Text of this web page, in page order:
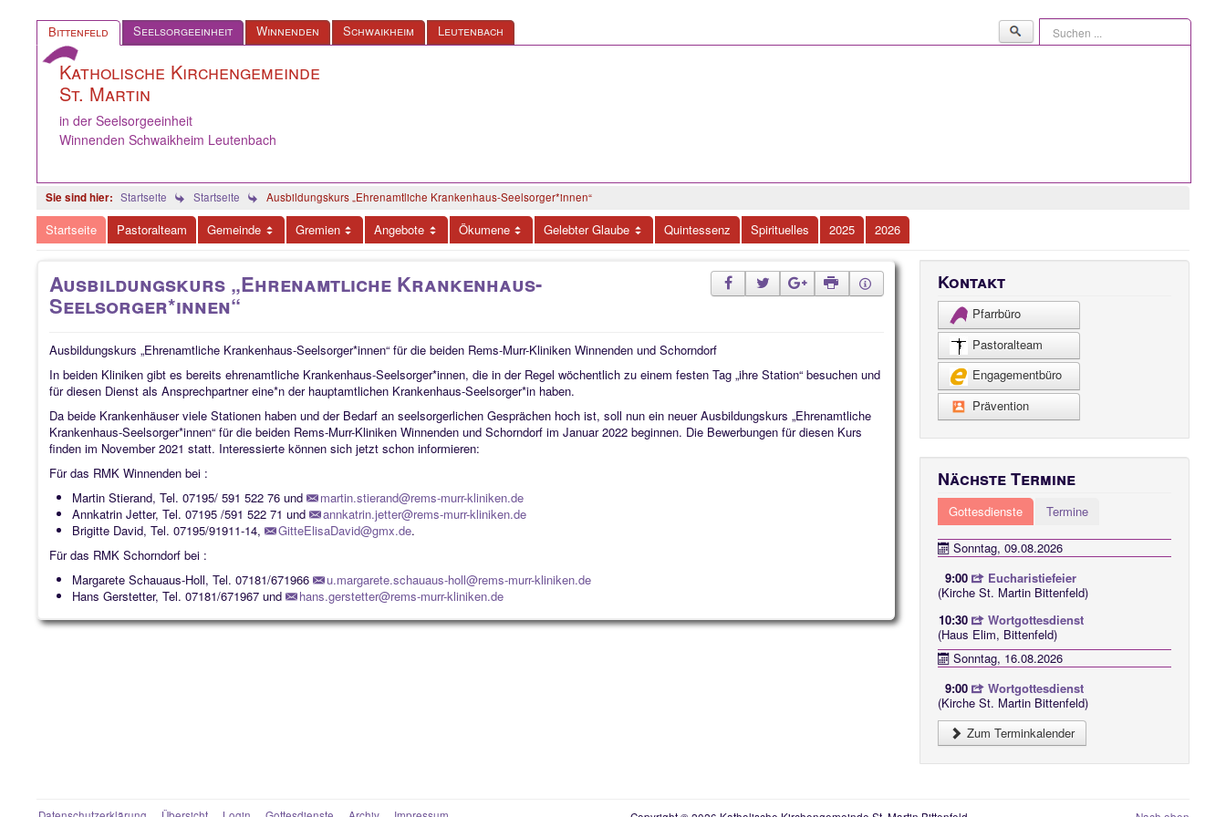
Bittenfeld Seelsorgeeinheit Winnenden Schwaikheim Leutenbach
Suchen
...
Katholische Kirchengemeinde
St. Martin
in der Seelsorgeeinheit
Winnenden Schwaikheim Leutenbach
Startseite Startseite Ausbildungskurs „Ehrenamtliche Krankenhaus-Seelsorger*innen“
Startseite Pastoralteam Gemeinde Gremien Angebote Ökumene Gelebter Glaube Quintessenz Spirituelles 2025 2026
Ausbildungskurs „Ehrenamtliche Krankenhaus-
Seelsorger*innen“
Ausbildungskurs „Ehrenamtliche Krankenhaus-Seelsorger*innen“ für die beiden Rems-Murr-Kliniken Winnenden und Schorndorf
In beiden Kliniken gibt es bereits ehrenamtliche Krankenhaus-Seelsorger*innen, die in der Regel wöchentlich zu einem festen Tag „ihre Station“ besuchen und
für diesen Dienst als Ansprechpartner eine*n der hauptamtlichen Krankenhaus-Seelsorger*in haben.
Da beide Krankenhäuser viele Stationen haben und der Bedarf an seelsorgerlichen Gesprächen hoch ist, soll nun ein neuer Ausbildungskurs „Ehrenamtliche
Krankenhaus-Seelsorger*innen“ für die beiden Rems-Murr-Kliniken Winnenden und Schorndorf im Januar 2022 beginnen. Die Bewerbungen für diesen Kurs
finden im November 2021 statt. Interessierte können sich jetzt schon informieren:
Für das RMK Winnenden bei :
Martin Stierand, Tel. 07195/ 591 522 76 und
martin.stierand@rems-murr-kliniken.de
Annkatrin Jetter, Tel. 07195 /591 522 71 und
annkatrin.jetter@rems-murr-kliniken.de
Brigitte David, Tel. 07195/91911-14,
GitteElisaDavid@gmx.de.
Für das RMK Schorndorf bei :
Margarete Schauaus-Holl, Tel. 07181/671966
u.margarete.schauaus-holl@rems-murr-kliniken.de
Hans Gerstetter, Tel. 07181/671967 und
hans.gerstetter@rems-murr-kliniken.de
Kontakt
Pfarrbüro
Pastoralteam
Engagementbüro
Prävention
Nächste Termine
Gottesdienste Termine
Sonntag, 09.08.2026
9:00
Eucharistiefeier
(Kirche St. Martin Bittenfeld)
10:30
Wortgottesdienst
(Haus Elim, Bittenfeld)
Sonntag, 16.08.2026
9:00
Wortgottesdienst
(Kirche St. Martin Bittenfeld)
Zum Terminkalender